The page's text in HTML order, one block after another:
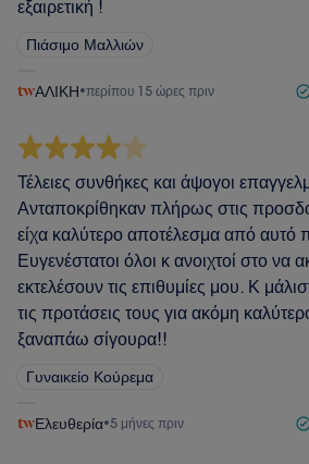
εξαιρετική !
Πιάσιμο Μαλλιών
ΑΛΙΚΗ•περίπου 15 ώρες πριν
Τέλειες συνθήκες και άψογοι
Ανταποκρίθηκαν πλήρως στις
είχα καλύτερο αποτέλεσμα από αυτό
Ευγενέστατοι όλοι κ ανοιχτοί στο να
εκτελέσουν τις επιθυμίες μου. Κ
τις προτάσεις τους για ακόμη
ξαναπάω σίγουρα!!
Γυναικείο Κούρεμα
Ελευθερία•5 μήνες πριν